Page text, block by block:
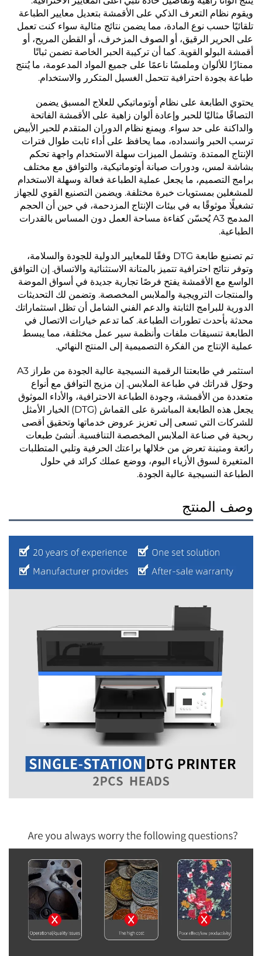
ويقوم نظام التعرف الذكي على الأقمشة بتعديل معايير الطباعة
تلقائيًا حسب نوع المادة، مما يضمن نتائج مثالية سواء كنت تعمل
على الحرير الرقيق، أو الصوف المزخرف، أو القطن المريح، أو
أقمشة البولو القوية. كما أن تركيبة الحبر الخاصة تضمن ثباتًا
ممتازًا للألوان وملمسًا ناعمًا على جميع المواد المدعومة، ما يُنتج
طباعة بجودة احترافية تتحمل الغسيل المتكرر والاستخدام.
يحتوي الطابعة على نظام أوتوماتيكي للعلاج المسبق يضمن
التصاقًا مثاليًا للحبر وإعادة ألوان زاهية على الأقمشة الفاتحة
والداكنة على حد سواء. ويمنع نظام الدوران المتقدم للحبر الأبيض
ترسب الحبر وانسداده، مما يحافظ على أداء ثابت طوال فترات
الإنتاج الممتدة. وتشمل الميزات سهلة الاستخدام واجهة تحكم
بشاشة لمس، ودورات صيانة أوتوماتيكية، والتوافق مع مختلف
برامج التصميم، ما يجعل عملية الطباعة فعالة وسهلة الاستخدام
للمشغلين بمستويات خبرة مختلفة. ويضمن التصنيع القوي للجهاز
تشغيلًا موثوقًا به في بيئات الإنتاج المزدحمة، في حين أن الحجم
المدمج A3 يُحسّن كفاءة مساحة العمل دون المساس بالقدرات
الطباعية.
تم تصنيع طابعة DTG وفقًا للمعايير الدولية للجودة والسلامة،
وتوفر نتائج احترافية تتميز بالمتانة الاستثنائية والاتساق. إن التوافق
الواسع مع الأقمشة يفتح فرصًا تجارية جديدة في أسواق الموضة
والمنتجات الترويجية والملابس المخصصة. وتضمن لك التحديثات
الدورية للبرامج الثابتة والدعم الفني الشامل أن تظل استثماراتك
محدثة بأحدث تطورات الطباعة. كما تدعم خيارات الاتصال في
الطابعة تنسيقات ملفات وأنظمة سير عمل مختلفة، مما يبسط
عملية الإنتاج من الفكرة التصميمية إلى المنتج النهائي.
استثمر في طابعتنا الرقمية النسيجية عالية الجودة من طراز A3
وحوّل قدراتك في طباعة الملابس. إن مزيج التوافق مع أنواع
متعددة من الأقمشة، وجودة الطباعة الاحترافية، والأداء الموثوق
يجعل هذه الطابعة المباشرة على القماش (DTG) الخيار الأمثل
للشركات التي تسعى إلى تعزيز عروض خدماتها وتحقيق أقصى
ربحية في صناعة الملابس المخصصة التنافسية. أنشئ طبعات
رائعة ومتينة تعرض من خلالها براعتك الحرفية وتلبي المتطلبات
المتغيرة لسوق الأزياء اليوم، ووضع عملك كرائد في حلول
الطباعة النسيجية عالية الجودة.
وصف المنتج